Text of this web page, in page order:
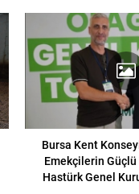
Bursa Kent
Emekçilerin
Hastürk Genel